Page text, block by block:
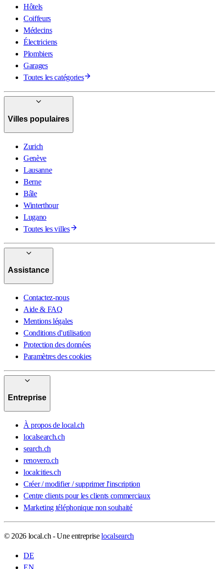
Hôtels
Coiffeurs
Médecins
Électriciens
Plombiers
Garages
Toutes les catégories
Villes populaires
Zurich
Genève
Lausanne
Berne
Bâle
Winterthour
Lugano
Toutes les villes
Assistance
Contactez-nous
Aide & FAQ
Mentions légales
Conditions d'utilisation
Protection des données
Paramètres des cookies
Entreprise
À propos de local.ch
localsearch.ch
search.ch
renovero.ch
localcities.ch
Créer / modifier / supprimer l'inscription
Centre clients pour les clients commerciaux
Marketing téléphonique non souhaité
© 2026 local.ch - Une entrepriselocalsearch
DE
EN